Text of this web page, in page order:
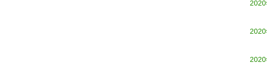
2020
2020
2020